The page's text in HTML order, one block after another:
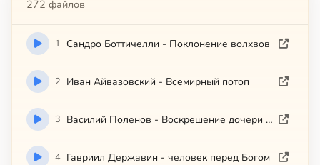
272 файлов
1 Сандро Боттичелли - Поклонение волхвов
2 Иван Айвазовский - Всемирный потоп
3 Василий Поленов - Воскрешение дочери Иаира
4 Гавриил Державин - человек перед Богом